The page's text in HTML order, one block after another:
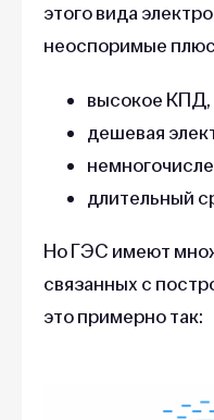
этого вида
неоспоримые
высокое КПД,
дешевая
длительный
Но ГЭС имеют
связанных с
это примерно так: